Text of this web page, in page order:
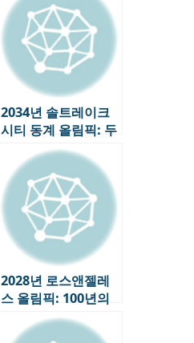
2034년 솔트레이크
시티 동계 올림픽: 두
번째 도전, 미국의 올
림픽 전략
2028년 로스앤젤레
스 올림픽: 100년의
역사, 미래를 향한 도